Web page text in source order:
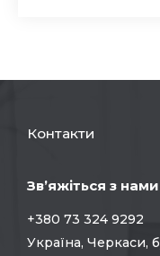
Контакти
Зв’яжіться з нами
+380 73 324 9292
Україна, Черкаси,